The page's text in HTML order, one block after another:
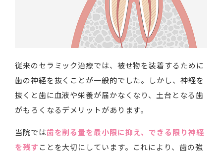
従来のセラミック治療では、被せ物を装着するために
歯の神経を抜くことが一般的でした。しかし、神経を
抜くと歯に血液や栄養が届かなくなり、土台となる歯
がもろくなるデメリットがあります。
当院では歯を削る量を最小限に抑え、できる限り神経
を残すことを大切にしています。これにより、歯の強